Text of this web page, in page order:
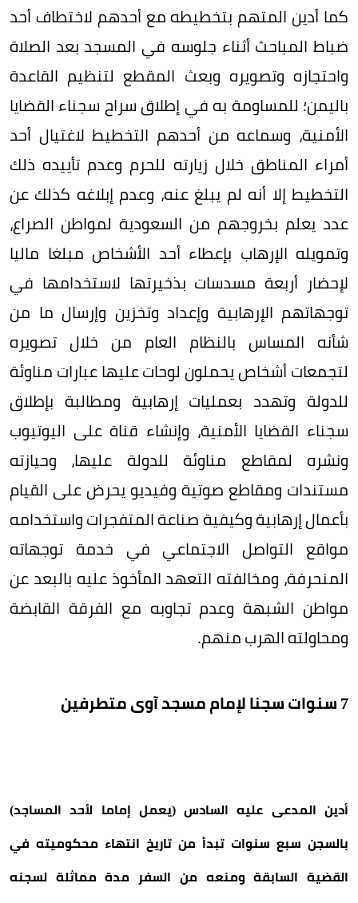
كما أدين المتهم بتخطيطه مع أحدهم لاختطاف أحد
ضباط المباحث أثناء جلوسه في المسجد بعد الصلاة
واحتجازه وتصويره وبعث المقطع لتنظيم القاعدة
باليمن؛ للمساومة به في إطلاق سراح سجناء القضايا
الأمنية، وسماعه من أحدهم التخطيط لاغتيال أحد
أمراء المناطق خلال زيارته للحرم وعدم تأييده ذلك
التخطيط إلا أنه لم يبلغ عنه، وعدم إبلاغه كذلك عن
عدد يعلم بخروجهم من السعودية لمواطن الصراع،
وتمويله الإرهاب بإعطاء أحد الأشخاص مبلغا ماليا
لإحضار أربعة مسدسات بذخيرتها لاستخدامها في
توجهاتهم الإرهابية وإعداد وتخزين وإرسال ما من
شأنه المساس بالنظام العام من خلال تصويره
لتجمعات أشخاص يحملون لوحات عليها عبارات مناوئة
للدولة وتهدد بعمليات إرهابية ومطالبة بإطلاق
سجناء القضايا الأمنية، وإنشاء قناة على اليوتيوب
ونشره لمقاطع مناوئة للدولة عليها، وحيازته
مستندات ومقاطع صوتية وفيديو يحرض على القيام
بأعمال إرهابية وكيفية صناعة المتفجرات واستخدامه
مواقع التواصل الاجتماعي في خدمة توجهاته
المنحرفة، ومخالفته التعهد المأخوذ عليه بالبعد عن
مواطن الشبهة وعدم تجاوبه مع الفرقة القابضة
ومحاولته الهرب منهم.
7 سنوات سجنا لإمام مسجد آوى متطرفين
أدين المدعى عليه السادس (يعمل إماما لأحد المساجد)
بالسجن سبع سنوات تبدأ من تاريخ انتهاء محكوميته في
القضية السابقة ومنعه من السفر مدة مماثلة لسجنه